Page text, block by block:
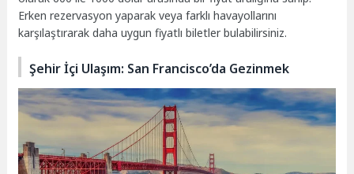
Erken rezervasyon yaparak veya farklı havayollarını
karşılaştırarak daha uygun fiyatlı biletler bulabilirsiniz.
Şehir İçi Ulaşım: San Francisco’da Gezinmek